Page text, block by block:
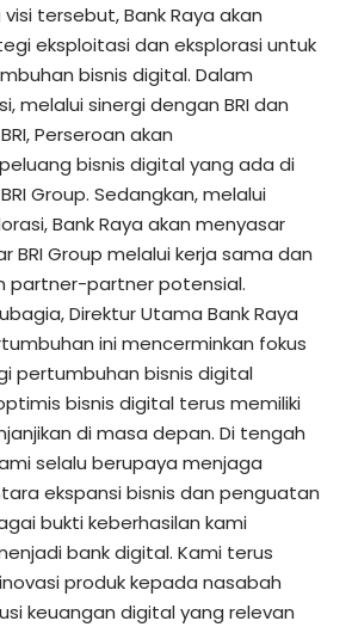
tersebut, Bank Raya akan
eksploitasi dan eksplorasi untuk
bisnis digital. Dalam
melalui sinergi dengan BRI dan
Perseroan akan
bisnis digital yang ada di
Group. Sedangkan, melalui
Bank Raya akan menyasar
BRI Group melalui kerja sama dan
partner-partner potensial.
Direktur Utama Bank Raya
ini mencerminkan fokus
pertumbuhan bisnis digital
bisnis digital terus memiliki
di masa depan. Di tengah
selalu berupaya menjaga
ekspansi bisnis dan penguatan
bukti keberhasilan kami
bank digital. Kami terus
produk kepada nasabah
keuangan digital yang relevan